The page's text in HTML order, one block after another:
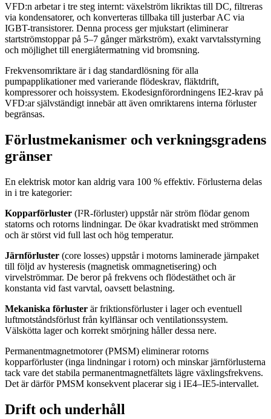
VFD:n arbetar i tre steg internt: växelström likriktas till DC, filtreras
via kondensatorer, och konverteras tillbaka till justerbar AC via
IGBT-transistorer. Denna process ger mjukstart (eliminerar
startströmstoppar på 5–7 gånger märkström), exakt varvtalsstyrning
och möjlighet till energiåtermatning vid bromsning.
Frekvensomriktare är i dag standardlösning för alla
pumpapplikationer med varierande flödeskrav, fläktdrift,
kompressorer och hoissystem. Ekodesignförordningens IE2-krav på
VFD:ar självständigt innebär att även omriktarens interna förluster
begränsas.
Förlustmekanismer och verkningsgradens
gränser
En elektrisk motor kan aldrig vara 100 % effektiv. Förlusterna delas
in i tre kategorier:
Kopparförluster (I²R-förluster) uppstår när ström flödar genom
statorns och rotorns lindningar. De ökar kvadratiskt med strömmen
och är störst vid full last och hög temperatur.
Järnförluster (core losses) uppstår i motorns laminerade järnpaket
till följd av hysteresis (magnetisk ommagnetisering) och
virvelströmmar. De beror på frekvens och flödestäthet och är
konstanta vid fast varvtal, oavsett belastning.
Mekaniska förluster är friktionsförluster i lager och eventuell
luftmotståndsförlust från kylflänsar och ventilationssystem.
Välskötta lager och korrekt smörjning håller dessa nere.
Permanentmagnetmotorer (PMSM) eliminerar rotorns
kopparförluster (inga lindningar i rotorn) och minskar järnförlusterna
tack vare det stabila permanentmagnetfältets lägre växlingsfrekvens.
Det är därför PMSM konsekvent placerar sig i IE4–IE5-intervallet.
Drift och underhåll